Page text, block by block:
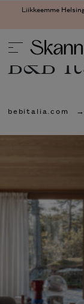
Liikkeemme
Type 2 or
B&B
bebitalia.com